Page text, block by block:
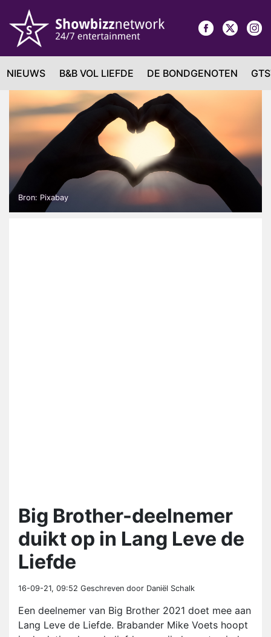
NIEUWS B&B VOL LIEFDE DE BONDGENOTEN
Bron: Pixabay
Big Brother-deelnemer
duikt op in Lang Leve de
Liefde
16-09-21, 09:52 Geschreven door Daniël Schalk
Een deelnemer van Big Brother 2021 doet mee aan
Lang Leve de Liefde. Brabander Mike Voets hoopt